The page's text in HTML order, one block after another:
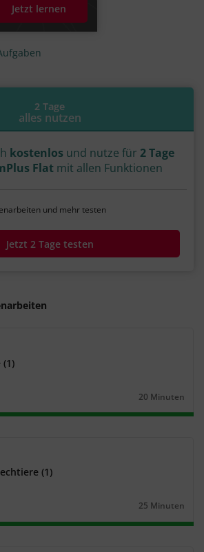
Jetzt lernen
2 Tage
alles nutzen
kostenlos und nutze für 2 Tage
Flat mit allen Funktionen
und mehr testen
Jetzt 2 Tage testen
Dauer:
20 Minuten
(1)
Dauer:
25 Minuten